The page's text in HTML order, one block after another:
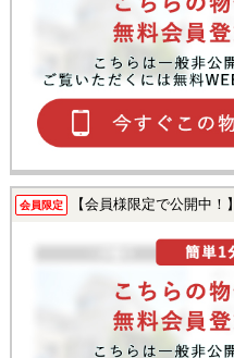
会員限定 【会員様限定で公開中！】